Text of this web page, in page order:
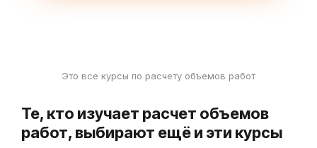
Это все курсы по расчету объемов работ
Те, кто изучает расчет объемов
работ, выбирают ещё и эти курсы